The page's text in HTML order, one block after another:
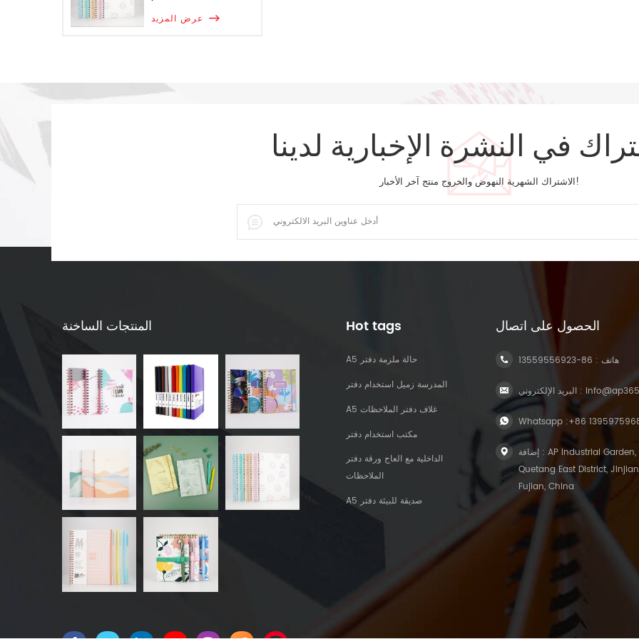
عرض المزيد
في النشرة الإخبارية لدينا
الاشتراك الشهرية النهوض والخروج منتج آخر الأخبار!
المنتجات الساخنة Hot tags
A5 حالة ملزمة دفتر
المدرسة زميل استخدام دفتر
A5 غلاف دفتر الملاحظات
مكتب استخدام دفتر
الداخلية مع العاج ورقة دفتر
الملاحظات
A5 صديقة للبيئة دفتر
الحصول على اتصال
هاتف : 86-13559556923
البريد الإلكتروني :
Whatsapp :+86
إضافة : AP Industrial Garden,
Quetang East District,
Fujian, China